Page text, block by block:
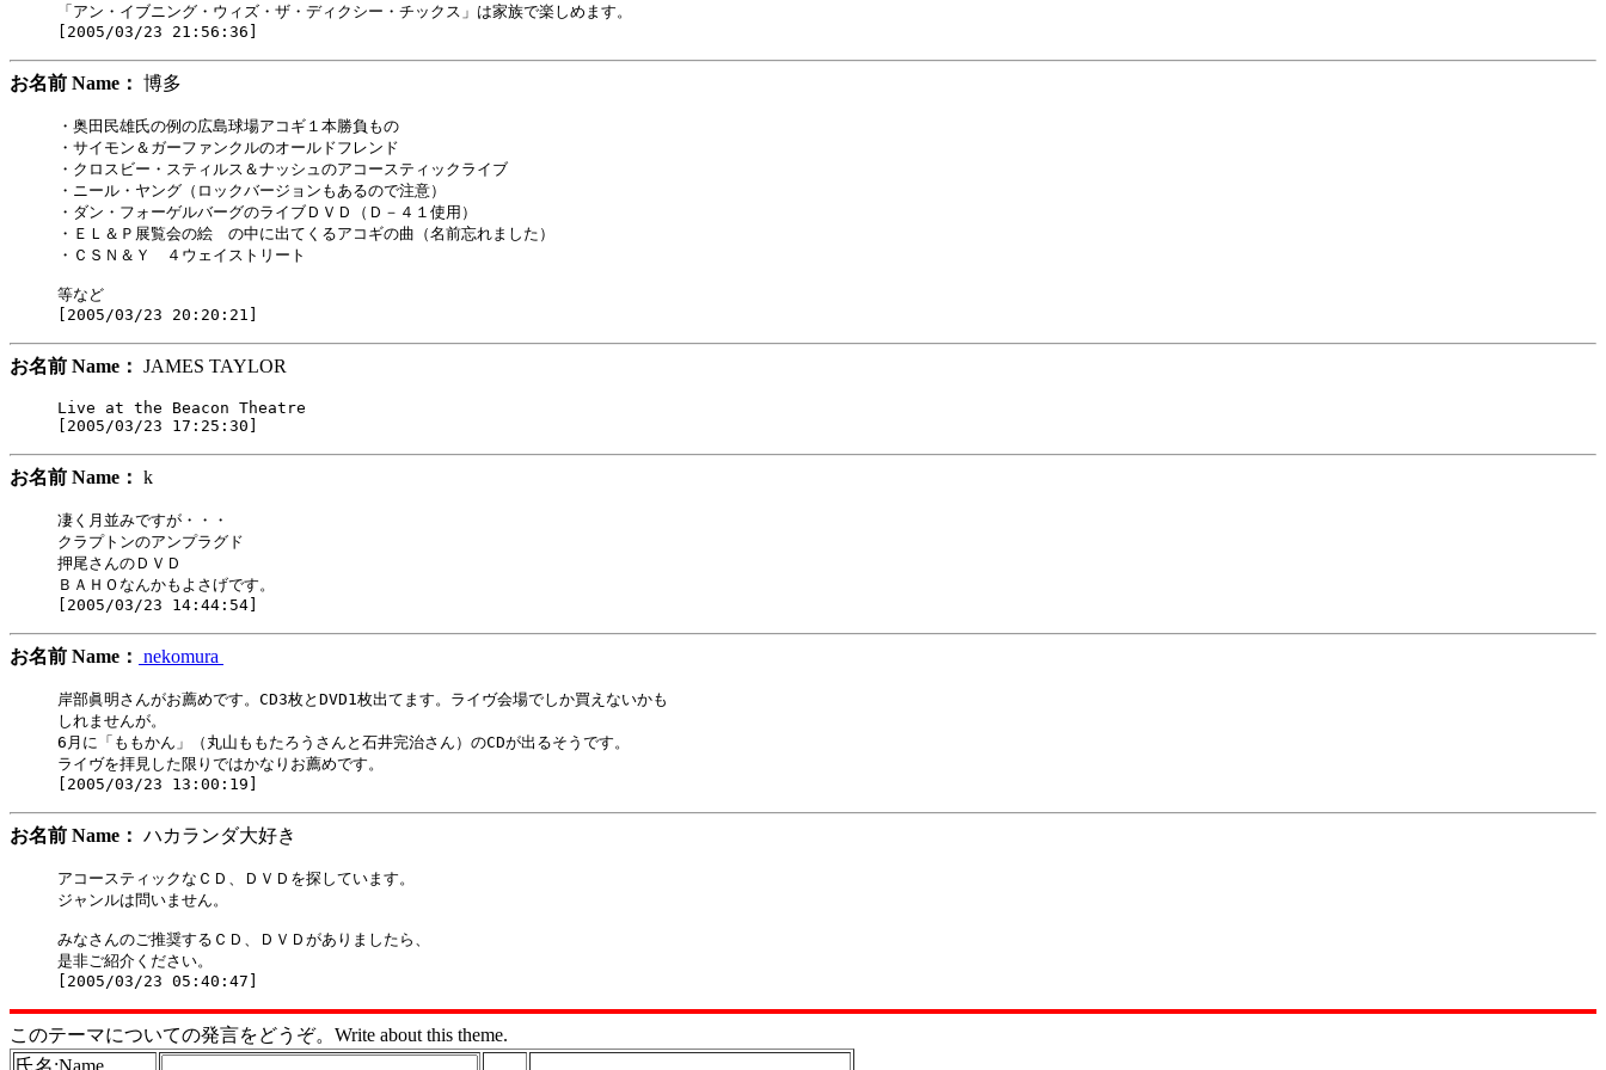
「アン・イブニング・ウィズ・ザ・ディクシー・チックス」は家族で楽しめます。
お名前 Name： 博多
・奥田民雄氏の例の広島球場アコギ１本勝負もの
・サイモン＆ガーファンクルのオールドフレンド
・クロスビー・スティルス＆ナッシュのアコースティックライブ
・ニール・ヤング（ロックバージョンもあるので注意）
・ダン・フォーゲルバーグのライブＤＶＤ（Ｄ－４１使用）
・ＥＬ＆Ｐ展覧会の絵　の中に出てくるアコギの曲（名前忘れました）
・ＣＳＮ＆Ｙ　４ウェイストリート
等など
お名前 Name： JAMES TAYLOR
Live at the Beacon Theatre
お名前 Name： k
凄く月並みですが・・・
クラプトンのアンプラグド
押尾さんのＤＶＤ
ＢＡＨＯなんかもよさげです。
お名前 Name： nekomura
岸部眞明さんがお薦めです。CD3枚とDVD1枚出てます。ライヴ会場でしか買えないかも
しれませんが。
6月に「ももかん」（丸山ももたろうさんと石井完治さん）のCDが出るそうです。
ライヴを拝見した限りではかなりお薦めです。
お名前 Name： ハカランダ大好き
アコースティックなＣＤ、ＤＶＤを探しています。
ジャンルは問いません。
みなさんのご推奨するＣＤ、ＤＶＤがありましたら、
是非ご紹介ください。
このテーマについての発言をどうぞ。Write about this theme.
氏名:Name